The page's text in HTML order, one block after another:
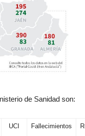
de Sanidad son:
UCI Fallecimientos